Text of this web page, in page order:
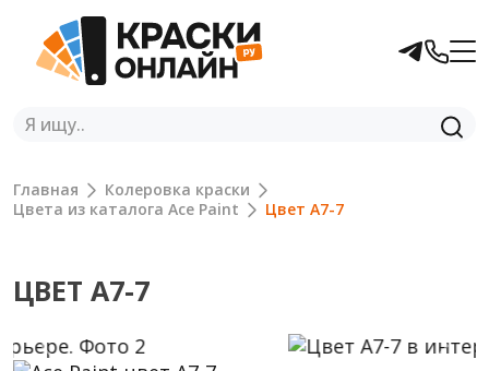
Главная
Колеровка краски
Цвета из каталога Ace Paint
Цвет A7-7
ЦВЕТ A7-7
Previous Next